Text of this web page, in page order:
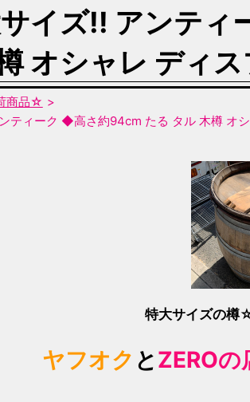
イズ!! アンティ
オシャレ ディ
商品☆
ティーク ◆高さ約94cm たる タル 木樽 オ
特大サイズの
ヤフオク とZEROの